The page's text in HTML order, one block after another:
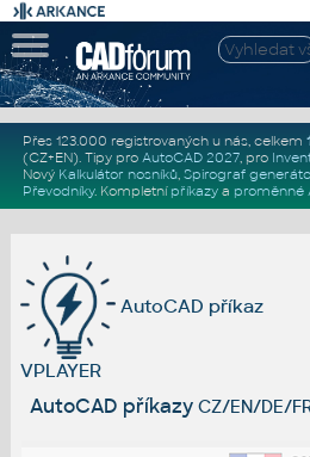
Přes 123.000 registrovaných u nás, celkem
(CZ+EN). Tipy pro AutoCAD 2027, pro
Nový Kalkulátor nosníků, Spirograf
Převodníky. Kompletní příkazya proměnné
AutoCAD příkaz
VPLAYER
AutoCAD příkazy CZ/EN/DE/